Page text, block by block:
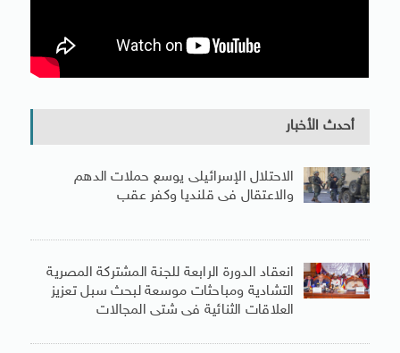
أحدث الأخبار
الاحتلال الإسرائيلى يوسع حملات الدهم
والاعتقال فى قلنديا وكفر عقب
انعقاد الدورة الرابعة للجنة المشتركة المصرية
التشادية ومباحثات موسعة لبحث سبل تعزيز
العلاقات الثنائية فى شتى المجالات